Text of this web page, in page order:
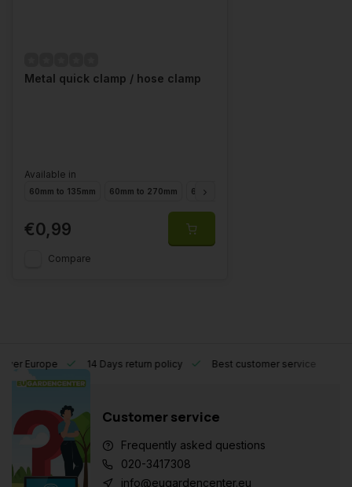
Metal quick clamp / hose clamp
Available in
60mm to 135mm 60mm to 270mm 60mm to 320mm
€0,99
Compare
Europe 14 Days return policy Best customer service
Customer service
Frequently asked questions
020-3417308
info@eugardencenter.eu